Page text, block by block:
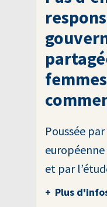
Poussée
européenne
et par
Plus